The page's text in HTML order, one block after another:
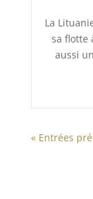
La
sa flotte
aussi
« Entrées